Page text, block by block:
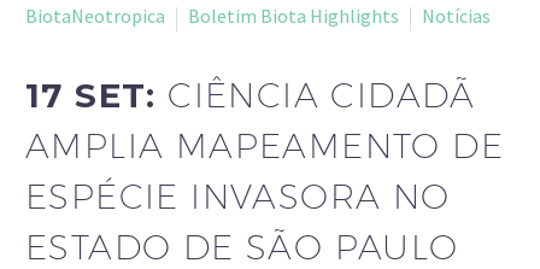
BiotaNeotropica
Boletim Biota Highlights Notícias
17 SET: CIÊNCIA CIDADÃ
AMPLIA MAPEAMENTO DE
ESPÉCIE INVASORA NO
ESTADO DE SÃO PAULO